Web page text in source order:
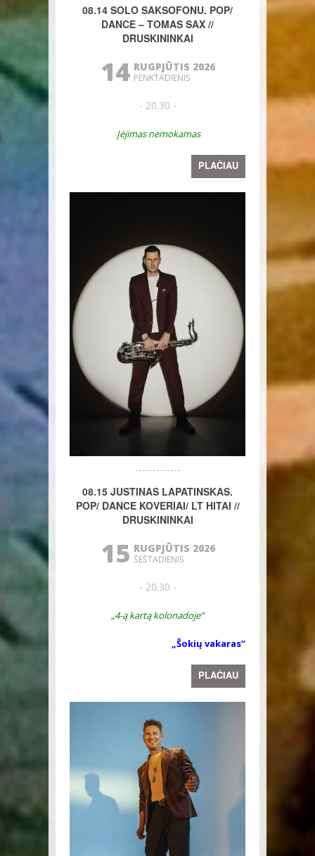
08.14 SOLO SAKSOFONU. POP/
DANCE – TOMAS SAX //
DRUSKININKAI
14 RUGPJŪTIS 2026
PENKTADIENIS
- 20.30 -
Įėjimas nemokamas
PLAČIAU
08.15 JUSTINAS LAPATINSKAS.
POP/ DANCE KOVERIAI/ LT HITAI //
DRUSKININKAI
15 RUGPJŪTIS 2026
ŠEŠTADIENIS
- 20.30 -
„4-ą kartą kolonadoje“
„Šokių vakaras“
PLAČIAU